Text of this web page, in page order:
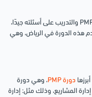
تساعدك دورات PMP على الاستعداد جيدًا لاختبار PMP والتدريب على أسئلته جيدًا،
هذه الدورة في الرياض، وهي
دورة PMP
، وهي دورة
المشاريع، وذلك مثل: إدارة